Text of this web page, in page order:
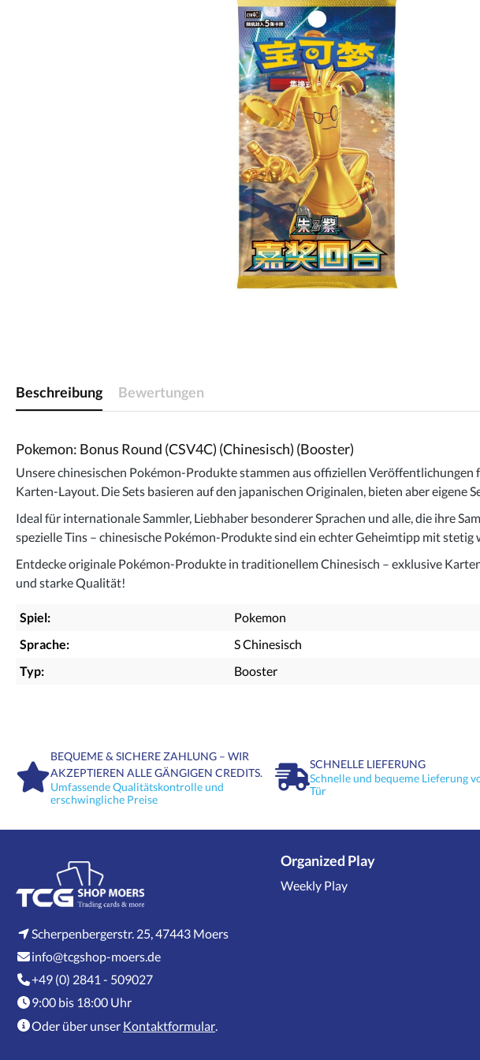
Beschreibung Bewertungen
Pokemon: Bonus Round (CSV4C) (Chinesisch) (Booster)
Unsere chinesischen Pokémon-Produkte stammen aus offiziellen
Karten-Layout. Die Sets basieren auf den japanischen Originalen, bieten aber eigene
Ideal für internationale Sammler, Liebhaber besonderer Sprachen und alle, die ihre
spezielle Tins – chinesische Pokémon-Produkte sind ein echter Geheimtipp mit stetig
Entdecke originale Pokémon-Produkte in traditionellem Chinesisch – exklusive
und starke Qualität!
Spiel:
Pokemon
Sprache:
S Chinesisch
Typ:
Booster
BEQUEME & SICHERE ZAHLUNG – WIR
AKZEPTIEREN ALLE GÄNGIGEN CREDITS.
Umfassende Qualitätskontrolle und
erschwingliche Preise
SCHNELLE LIEFERUNG
Schnelle und bequeme Lieferung
Tür
Scherpenbergerstr. 25, 47443 Moers
info@tcgshop-moers.de
+49 (0) 2841 - 509027
9:00 bis 18:00 Uhr
Oder über unser Kontaktformular
Organized Play
Weekly Play